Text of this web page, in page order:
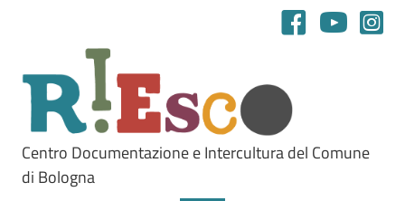
Centro Documentazione e Intercultura del Comune
di Bologna